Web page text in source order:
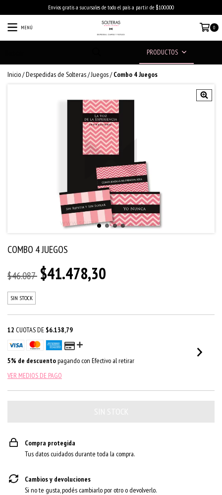
Envios gratis a sucursales de todo el país a partir de $100.000
MENÚ 0
PRODUCTOS
Inicio/Despedidas de Solteras/Juegos/ Combo 4 Juegos
COMBO 4 JUEGOS
$46.087 $41.478,30
SIN STOCK
12 CUOTAS DE $6.138,79
5% de descuentopagando con Efectivo al retirar
VER MEDIOS DE PAGO
Compra protegida
Tus datos cuidados durante toda la compra.
Cambios y devoluciones
Si no te gusta, podés cambiarlo por otro o devolverlo.